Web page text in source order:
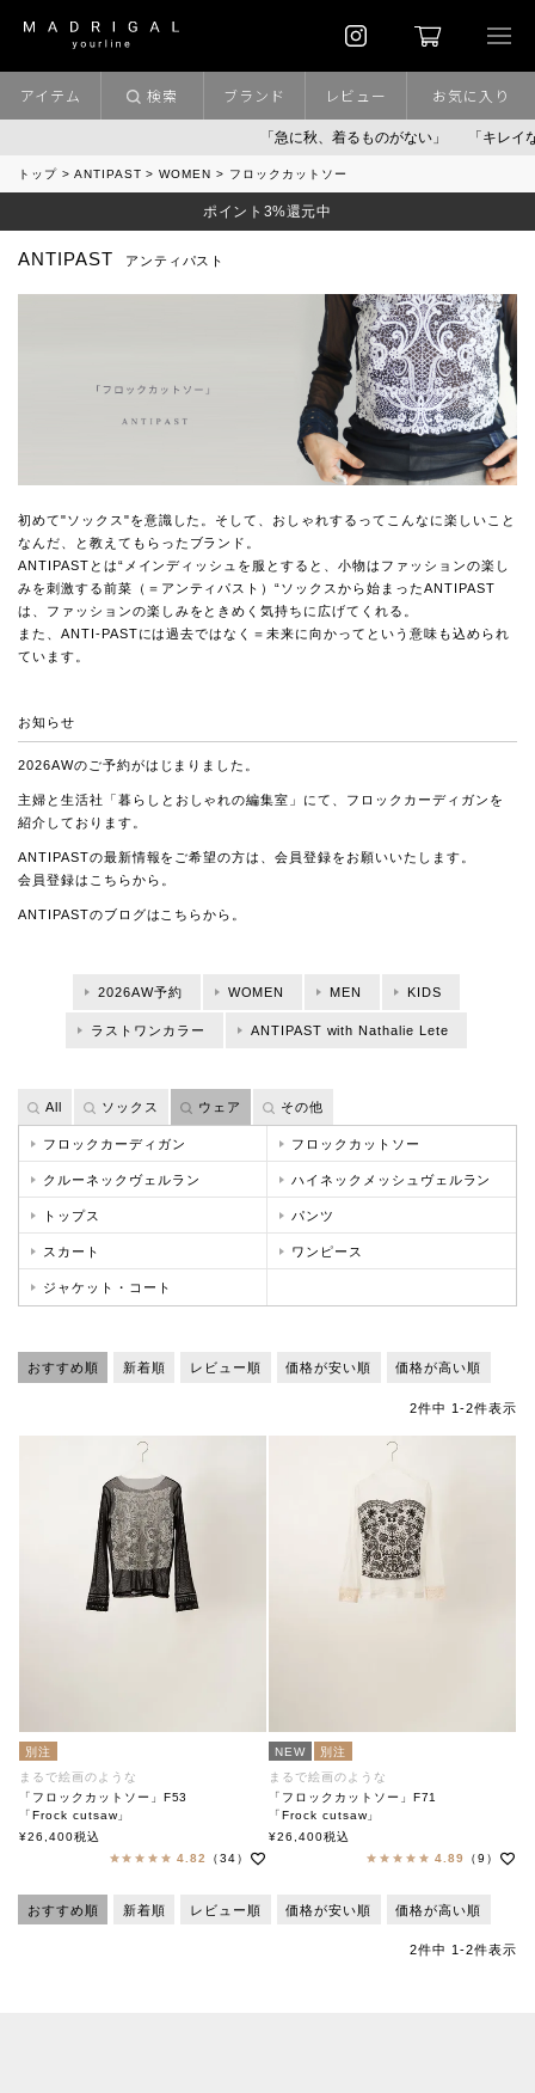
「急に秋、着るものがない」 「キレイな
アイテム 検索 ブランド レビュー お気に入り
トップ ANTIPAST WOMEN フロックカットソー
ポイント3%還元中
ANTIPAST アンティパスト
初めて"ソックス"を意識した。そして、おしゃれするってこんなに楽しいこと
なんだ、と教えてもらったブランド。
ANTIPASTとは“メインディッシュを服とすると、小物はファッションの楽し
みを刺激する前菜（＝アンティパスト）“ソックスから始まったANTIPAST
は、ファッションの楽しみをときめく気持ちに広げてくれる。
また、ANTI-PASTには過去ではなく＝未来に向かってという意味も込められ
ています。
お知らせ
2026AWのご予約がはじまりました。
主婦と生活社「暮らしとおしゃれの編集室」にて、 フロックカーディガンを
紹介しております。
ANTIPASTの最新情報をご希望の方は、会員登録をお願いいたします。
会員登録は こちらから。
ANTIPASTのブログは こちらから。
All ソックス ウェア その他
2026AW予約 WOMEN MEN KIDS
ラストワンカラー ANTIPAST with Nathalie Lete
フロックカーディガン フロックカットソー
クルーネックヴェルラン ハイネックメッシュヴェルラン
トップス パンツ
スカート ワンピース
ジャケット・コート
おすすめ順 新着順 レビュー順 価格が安い順 価格が高い順
2件中 1-2件表示
別注
まるで絵画のような
「フロックカットソー」F53
「Frock cutsaw」
soutiencollar（ステンカラー）
¥26,400税込
4.82
（34）
NEW
別注
まるで絵画のような
「フロックカットソー」F71
「Frock cutsaw」
soutiencollar×ANTIPAST
¥26,400税込
4.89
（9）
おすすめ順 新着順 レビュー順 価格が安い順 価格が高い順
2件中 1-2件表示